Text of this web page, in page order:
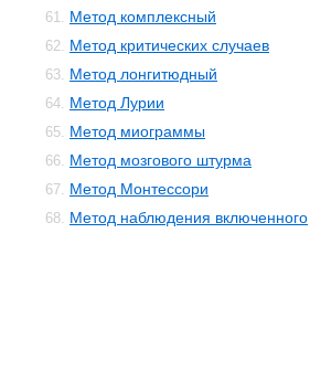
61. Метод комплексный
62. Метод критических случаев
63. Метод лонгитюдный
64. Метод Лурии
65. Метод миограммы
66. Метод мозгового штурма
67. Метод Монтессори
68. Метод наблюдения включенного